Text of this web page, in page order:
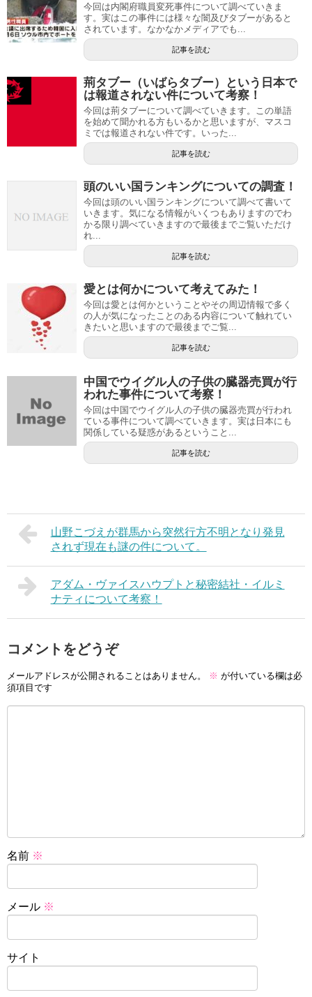
今回は内閣府職員変死事件について調べていきま
す。実はこの事件には様々な闇及びタブーがあると
されています。なかなかメディアでも...
記事を読む
荊タブー（いばらタブー）という日本で
は報道されない件について考察！
今回は荊タブーについて調べていきます。この単語
を始めて聞かれる方もいるかと思いますが、マスコ
ミでは報道されない件です。いった...
記事を読む
頭のいい国ランキングについての調査！
今回は頭のいい国ランキングについて調べて書いて
いきます。気になる情報がいくつもありますのでわ
かる限り調べていきますので最後までご覧いただけ
れ...
記事を読む
愛とは何かについて考えてみた！
今回は愛とは何かということやその周辺情報で多く
の人が気になったことのある内容について触れてい
きたいと思いますので最後までご覧...
記事を読む
中国でウイグル人の子供の臓器売買が行
われた事件について考察！
今回は中国でウイグル人の子供の臓器売買が行われ
ている事件について調べていきます。実は日本にも
関係している疑惑があるということ...
記事を読む
山野こづえが群馬から突然行方不明となり発見
されず現在も謎の件について。
アダム・ヴァイスハウプトと秘密結社・イルミ
ナティについて考察！
コメントをどうぞ
メールアドレスが公開されることはありません。 ※ が付いている欄は必
須項目です
名前 ※
メール ※
サイト